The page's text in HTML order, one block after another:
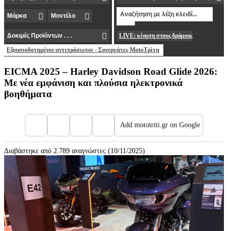
LIVE: κίνηση στους δρόμους
Εξουσιοδοτημένοι αντιπρόσωποι - Συνεργάτες MotoΤρίτη
EICMA 2025 – Harley Davidson Road Glide 2026:
Με νέα εμφάνιση και πλούσια ηλεκτρονικά
βοηθήματα
Add mototriti.gr on Google
Διαβάστηκε από 2.789 αναγνώστες (10/11/2025)